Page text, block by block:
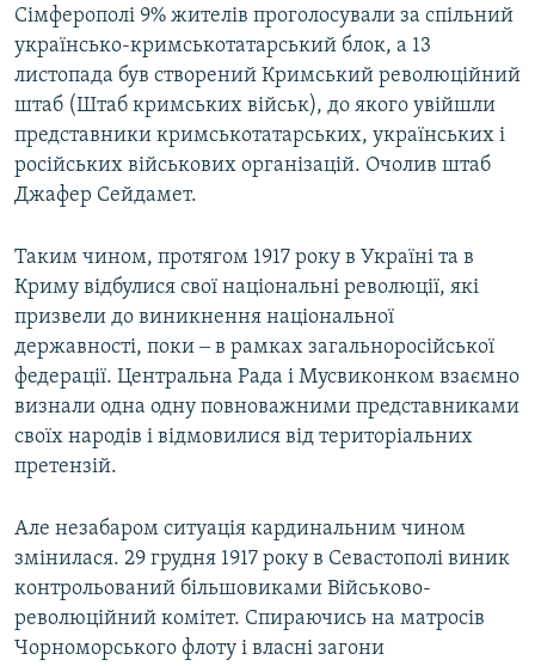
Сімферополі 9% жителів проголосували за спільний
українсько-кримськотатарський блок, а 13
листопада був створений Кримський революційний
штаб (Штаб кримських військ), до якого увійшли
представники кримськотатарських, українських і
російських військових організацій. Очолив штаб
Джафер Сейдамет.
Таким чином, протягом 1917 року в Україні та в
Криму відбулися свої національні революції, які
призвели до виникнення національної
державності, поки ‒ в рамках загальноросійської
федерації. Центральна Рада і Мусвиконком взаємно
визнали одна одну повноважними представниками
своїх народів і відмовилися від територіальних
претензій.
Але незабаром ситуація кардинальним чином
змінилася. 29 грудня 1917 року в Севастополі виник
контрольований більшовиками Військово-
революційний комітет. Спираючись на матросів
Чорноморського флоту і власні загони